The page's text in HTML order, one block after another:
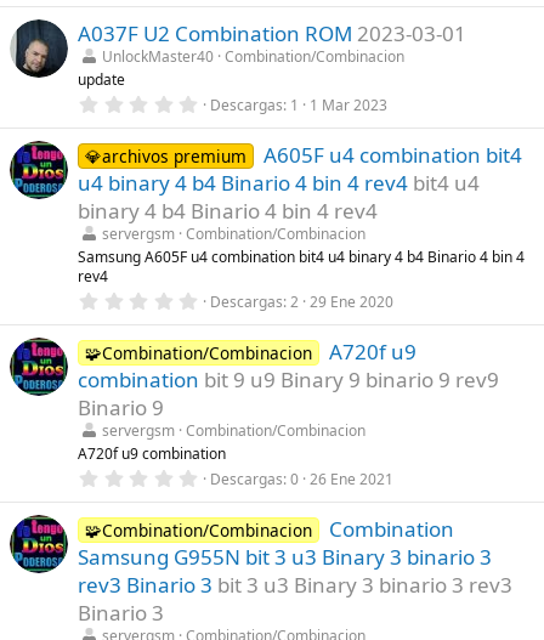
(
s
)
0
0
e
s
r
l
l
a
(
s
)
A037F U2 Combination ROM 2023-03-01
UnlockMaster40 Combination/Combinacion
update
0
0
0
e
s
t
r
e
l
s
)
Descargas 1 1 Mar 2023
💎archivos premium
A605F u4 combination bit4
u4 binary 4 b4 Binario 4 bin 4 rev4 bit4 u4
binary 4 b4 Binario 4 bin 4 rev4
servergsm Combination/Combinacion
Samsung A605F u4 combination bit4 u4 binary 4 b4 Binario 4 bin 4
rev4
0
0
0
e
s
e
l
a
(
s
)
Descargas 2 29 Ene 2020
🧩Combination/Combinacion
A720f u9
combination bit 9 u9 Binary 9 binario 9 rev9
Binario 9
servergsm Combination/Combinacion
A720f u9 combination
0
0
0
e
s
t
r
l
Descargas 0 26 Ene 2021
🧩Combination/Combinacion
Combination
Samsung G955N bit 3 u3 Binary 3 binario 3
rev3 Binario 3 bit 3 u3 Binary 3 binario 3 rev3
Binario 3
servergsm Combination/Combinacion